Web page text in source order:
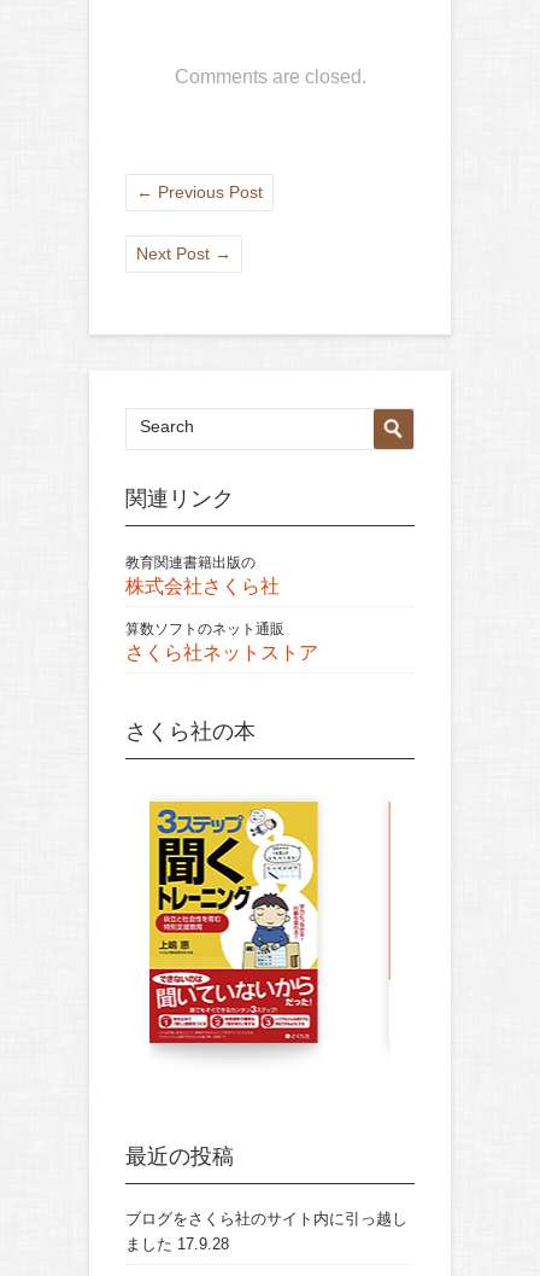
Comments are closed.
← Previous Post
Next Post →
関連リンク
教育関連書籍出版の
株式会社さくら社
算数ソフトのネット通販
さくら社ネットストア
さくら社の本
最近の投稿
ブログをさくら社のサイト内に引っ越し
ました 17.9.28